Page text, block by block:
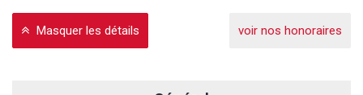
Masquer les détails voir nos honoraires